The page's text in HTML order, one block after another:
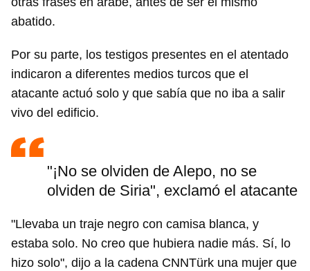
abatido.
Por su parte, los testigos presentes en el atentado
indicaron a diferentes medios turcos que el
atacante actuó solo y que sabía que no iba a salir
vivo del edificio.
"¡No se olviden de Alepo, no se
olviden de Siria", exclamó el atacante
"Llevaba un traje negro con camisa blanca, y
estaba solo. No creo que hubiera nadie más. Sí, lo
hizo solo", dijo a la cadena CNNTürk una mujer que